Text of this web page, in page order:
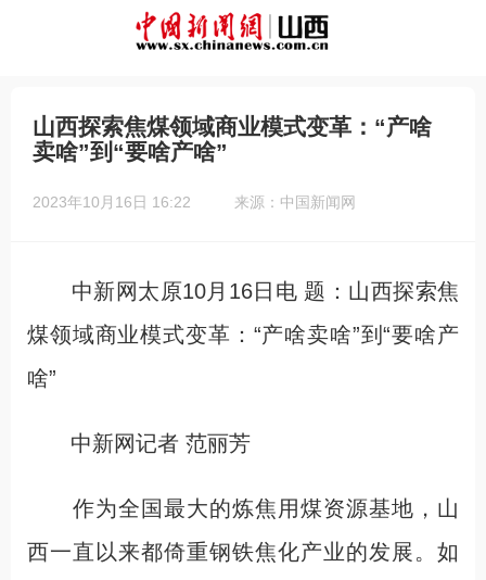
山西探索焦煤领域商业模式变革：“产啥
卖啥”到“要啥产啥”
2023年10月16日 16:22 来源：中国新闻网
中新网太原10月16日电 题：山西探索焦
煤领域商业模式变革：“产啥卖啥”到“要啥产
啥”
中新网记者 范丽芳
作为全国最大的炼焦用煤资源基地，山
西一直以来都倚重钢铁焦化产业的发展。如